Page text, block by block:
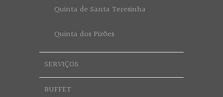
Quinta de Santa Teresinha
Quinta dos Pizões
SERVIÇOS
BUFFET